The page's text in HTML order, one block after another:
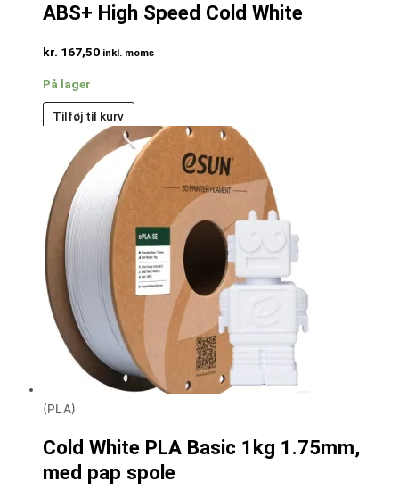
ABS+ High Speed Cold White
kr. 167,50 inkl. moms
På lager
Tilføj til kurv
(PLA)
Cold White PLA Basic 1kg 1.75mm,
med pap spole